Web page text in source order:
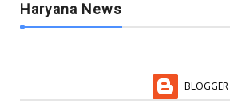
Haryana News
BLOGGER